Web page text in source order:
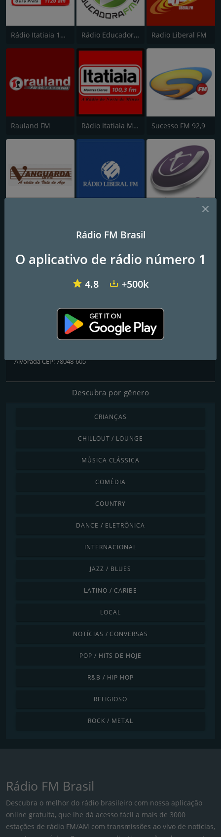
Rádio Itatiaia 1120 AM Ouro Preto Rádio Educadora FM 91.7 Radio Liberal FM
Rauland FM Rádio Itatiaia Montes Claros 100.3 FM Sucesso FM 92,9
Capital FM
Frequências FM
https://capitalnoticia.com.br/
Alvorada CEP: 78048-605
Descubra por gênero
CRIANÇAS
CHILLOUT / LOUNGE
MÚSICA CLÁSSICA
COMÉDIA
COUNTRY
DANCE / ELETRÔNICA
INTERNACIONAL
JAZZ / BLUES
LATINO / CARIBE
LOCAL
NOTÍCIAS / CONVERSAS
POP / HITS DE HOJE
R&B / HIP HOP
RELIGIOSO
ROCK / METAL
Rádio FM Brasil
Descubra o melhor do rádio brasileiro com nossa aplicação
online gratuita, que lhe dá acesso fácil a mais de 3000
estações de rádio FM/AM com transmissões ao vivo de notícias,
Rádio FM Brasil
O aplicativo de rádio número 1
4.8 +500k